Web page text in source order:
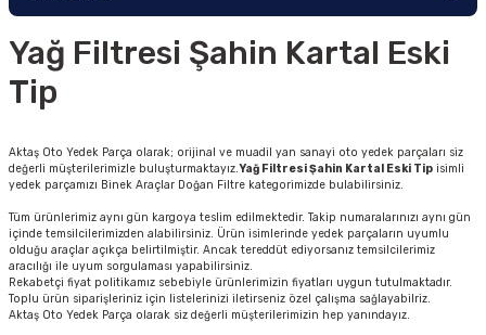
Yağ Filtresi Şahin Kartal Eski
Tip
Aktaş Oto Yedek Parça olarak; orijinal ve muadil yan sanayi oto yedek parçaları siz
değerli müşterilerimizle buluşturmaktayız.Yağ Filtresi Şahin Kartal Eski Tip isimli
yedek parçamızı Binek Araçlar Doğan Filtre kategorimizde bulabilirsiniz.
Tüm ürünlerimiz aynı gün kargoya teslim edilmektedir. Takip numaralarınızı aynı gün
içinde temsilcilerimizden alabilirsiniz. Ürün isimlerinde yedek parçaların uyumlu
olduğu araçlar açıkça belirtilmiştir. Ancak tereddüt ediyorsanız temsilcilerimiz
aracılığı ile uyum sorgulaması yapabilirsiniz.
Rekabetçi fiyat politikamız sebebiyle ürünlerimizin fiyatları uygun tutulmaktadır.
Toplu ürün siparişleriniz için listelerinizi iletirseniz özel çalışma sağlayabilriz.
Aktaş Oto Yedek Parça olarak siz değerli müşterilerimizin hep yanındayız.